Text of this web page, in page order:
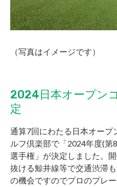
（写真はイメージです）
2024日本オープン
定
通算7回にわたる日本オープ
ルフ倶楽部で「2024年度(第
選手権」が決定しました。
抜ける鯨井線等で交通渋滞
の機会ですのでプロのプレ